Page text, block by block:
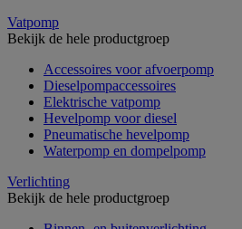
Vatpomp
Bekijk de hele productgroep
Accessoires voor afvoerpomp
Dieselpompaccessoires
Elektrische vatpomp
Hevelpomp voor diesel
Pneumatische hevelpomp
Waterpomp en dompelpomp
Verlichting
Bekijk de hele productgroep